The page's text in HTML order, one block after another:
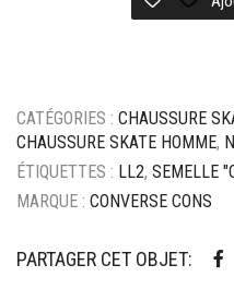
/
Black
/
Gum
CATÉGORIES : CHAUSSURE
CHAUSSURE SKATE HOMME,
ÉTIQUETTES : LL2, SEMELLE
MARQUE : CONVERSE CONS
PARTAGER CET OBJET: